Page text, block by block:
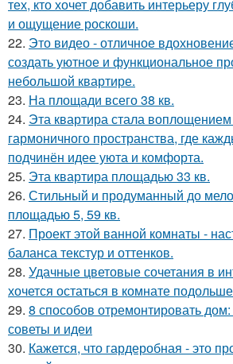
тех, кто хочет добавить интерьеру
и ощущение роскоши.
22. Это видео - отличное
создать уютное и функциональное
небольшой квартире.
23. На площади всего 38 кв.
24. Эта квартира стала воплощением
гармоничного пространства, где
подчинён идее уюта и комфорта.
25. Эта квартира площадью 33 кв.
26. Стильный и продуманный до
площадью 5, 59 кв.
27. Проект этой ванной комнаты -
баланса текстур и оттенков.
28. Удачные цветовые сочетания в
хочется остаться в комнате
29. 8 способов отремонтировать дом:
советы и идеи
30. Кажется, что гардеробная - это